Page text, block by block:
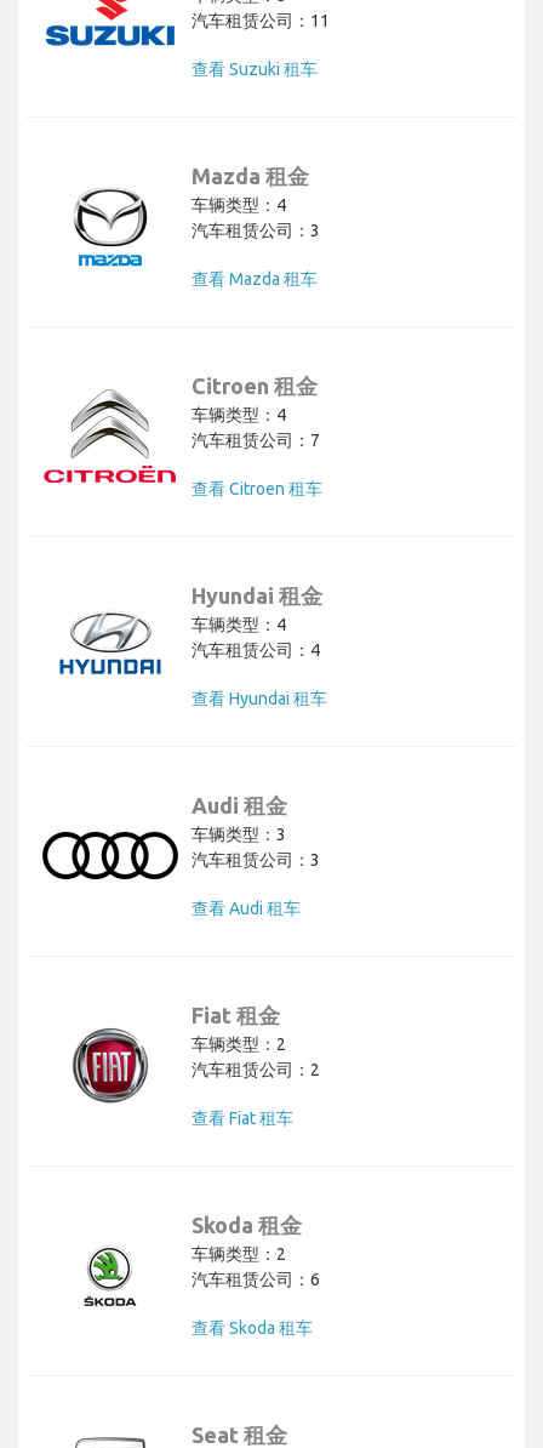
汽车租赁公司：11
查看 Suzuki 租车
Mazda 租金
车辆类型：4
汽车租赁公司：3
查看 Mazda 租车
Citroen 租金
车辆类型：4
汽车租赁公司：7
查看 Citroen 租车
Hyundai 租金
车辆类型：4
汽车租赁公司：4
查看 Hyundai 租车
Audi 租金
车辆类型：3
汽车租赁公司：3
查看 Audi 租车
Fiat 租金
车辆类型：2
汽车租赁公司：2
查看 Fiat 租车
Skoda 租金
车辆类型：2
汽车租赁公司：6
查看 Skoda 租车
Seat 租金